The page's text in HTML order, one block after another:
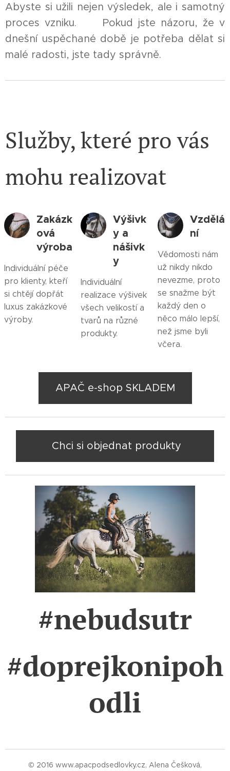
Abyste si užili nejen výsledek, ale i samotný
proces vzniku. 😊 Pokud jste názoru, že v
dnešní uspěchané době je potřeba dělat si
malé radosti, jste tady správně. 💗
Služby, které pro vás
mohu realizovat
Zakázk
ová
výroba
Individuální péče
pro klienty, kteří
si chtějí dopřát
luxus zakázkové
výroby.
Výšivk
y a
nášivk
y
Individuální
realizace výšivek
všech velikostí a
tvarů na různé
produkty.
Vzdělá
ní
Vědomosti nám
už nikdy nikdo
nevezme, proto
se snažme být
každý den o
něco málo lepší,
než jsme byli
včera.
APAČ e-shop SKLADEM
👉 Chci si objednat produkty 👈
#nebudsutr
#doprejkonipoh
odli
© 2016 www.apacpodsedlovky.cz, Alena Češková,